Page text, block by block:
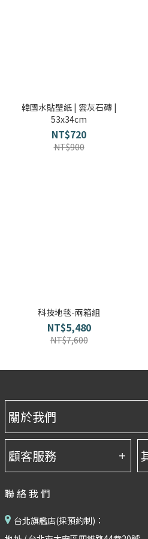
韓國水貼壁紙 | 雲灰石磚 |
53x34cm
NT$720
NT$900
科技地毯-兩箱組
NT$5,480
NT$7,600
聯絡我們
台北旗艦店(採預約制)：